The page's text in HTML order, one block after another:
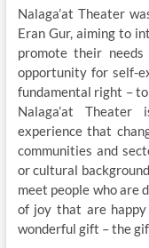
Nalaga’at Theater
Eran Gur, aiming to
promote their
opportunity for self-
fundamental right –
Nalaga’at
experience that
communities and
or cultural
meet people who are
of joy that are happy
wonderful gift – the